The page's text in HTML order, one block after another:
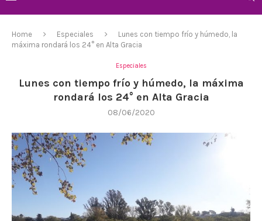
Home Especiales
Lunes con tiempo frío y húmedo, la
máxima rondará los 24° en Alta Gracia
Especiales
Lunes con tiempo frío y húmedo, la máxima
rondará los 24° en Alta Gracia
08/06/2020